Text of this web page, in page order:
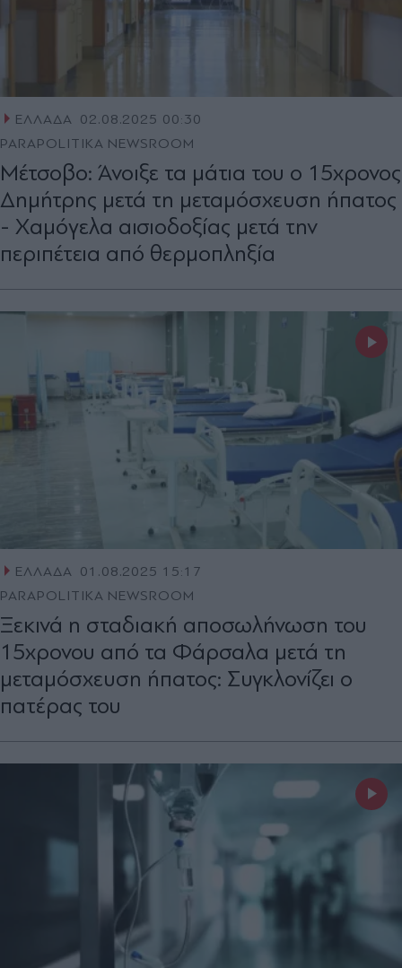
ΕΛΛΑΔΑ 02.08.2025 00:30
PARAPOLITIKA NEWSROOM
Μέτσοβο: Άνοιξε τα μάτια του ο 15χρονος
Δημήτρης μετά τη μεταμόσχευση ήπατος
- Χαμόγελα αισιοδοξίας μετά την
περιπέτεια από θερμοπληξία
ΕΛΛΑΔΑ 01.08.2025 15:17
PARAPOLITIKA NEWSROOM
Ξεκινά η σταδιακή αποσωλήνωση του
15χρονου από τα Φάρσαλα μετά τη
μεταμόσχευση ήπατος: Συγκλονίζει ο
πατέρας του